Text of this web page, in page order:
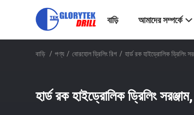
বাড়ি আমাদের সম্পর্কে
বাড়ি / পণ্য / বোরহোল ড্রিলিং রিগ / হার্ড রক হাইড্রোলিক ড্রিলিং
হার্ড রক হাইড্রোলিক ড্রিলিং